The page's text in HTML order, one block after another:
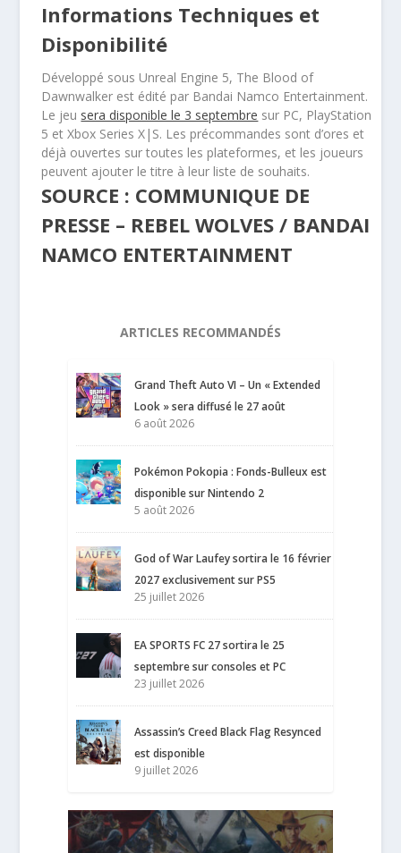
Informations Techniques et
Disponibilité
Développé sous Unreal Engine 5, The Blood of
Dawnwalker est édité par Bandai Namco Entertainment.
Le jeu sera disponible le 3 septembre sur PC, PlayStation
5 et Xbox Series X|S. Les précommandes sont d’ores et
déjà ouvertes sur toutes les plateformes, et les joueurs
peuvent ajouter le titre à leur liste de souhaits.
SOURCE : COMMUNIQUE DE
PRESSE – REBEL WOLVES / BANDAI
NAMCO ENTERTAINMENT
ARTICLES RECOMMANDÉS
Grand Theft Auto VI – Un « Extended
Look » sera diffusé le 27 août
6 août 2026
Pokémon Pokopia : Fonds-Bulleux est
disponible sur Nintendo 2
5 août 2026
God of War Laufey sortira le 16 février
2027 exclusivement sur PS5
25 juillet 2026
EA SPORTS FC 27 sortira le 25
septembre sur consoles et PC
23 juillet 2026
Assassin’s Creed Black Flag Resynced
est disponible
9 juillet 2026